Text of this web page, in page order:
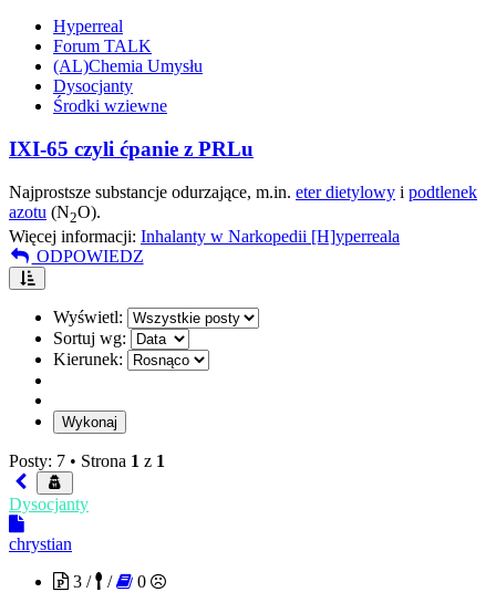
Hyperreal
Forum TALK
(AL)Chemia Umysłu
Dysocjanty
Środki wziewne
IXI-65 czyli ćpanie z PRLu
Najprostsze substancje odurzające, m.in. eter dietylowy i podtlenek
azotu (N2O).
Więcej informacji: Inhalanty w Narkopedii [H]yperreala
ODPOWIEDZ
Wyświetl:
Sortuj wg:
Kierunek:
Posty: 7 • Strona 1 z 1
Dysocjanty
chrystian
3 /
/ 0